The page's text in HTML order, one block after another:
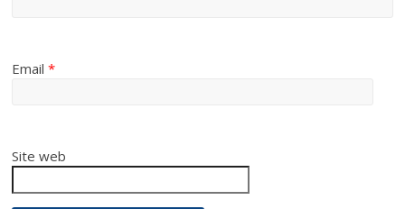
Email*
Site web